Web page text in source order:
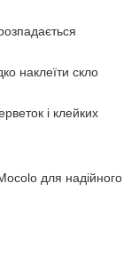
наклеїти скло
і клейких
для надійного